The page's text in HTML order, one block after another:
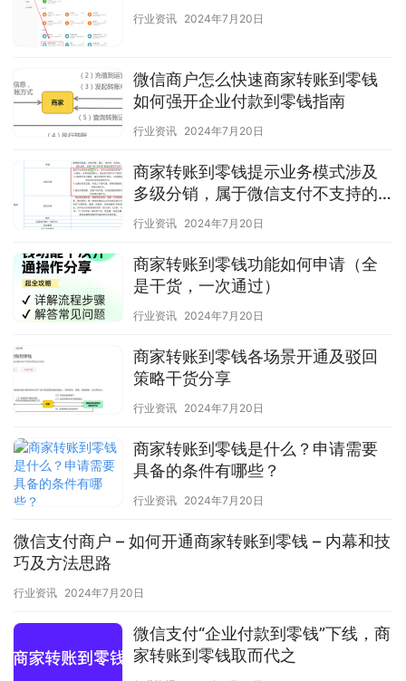
行业资讯 2024年7月20日
微信商户怎么快速商家转账到零钱
如何强开企业付款到零钱指南
行业资讯 2024年7月20日
商家转账到零钱提示业务模式涉及
多级分销，属于微信支付不支持的
经营类目，暂不支持开通怎么办
行业资讯 2024年7月20日
商家转账到零钱功能如何申请（全
是干货，一次通过）
行业资讯 2024年7月20日
商家转账到零钱各场景开通及驳回
策略干货分享
行业资讯 2024年7月20日
商家转账到零钱是什么？申请需要
具备的条件有哪些？
行业资讯 2024年7月20日
微信支付商户 – 如何开通商家转账到零钱 – 内幕和技
巧及方法思路
行业资讯 2024年7月20日
微信支付“企业付款到零钱”下线，商
家转账到零钱取而代之